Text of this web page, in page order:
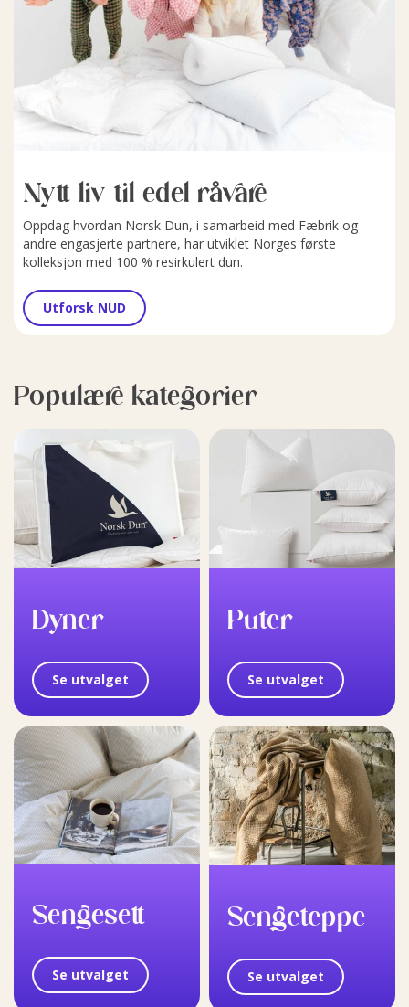
Nytt liv til edel råvare
Oppdag hvordan Norsk Dun, i samarbeid med Fæbrik og
andre engasjerte partnere, har utviklet Norges første
kolleksjon med 100 % resirkulert dun.
Utforsk NUD
Populære kategorier
Dyner
Se utvalget
Puter
Se utvalget
Sengesett
Se utvalget
Sengeteppe
Se utvalget